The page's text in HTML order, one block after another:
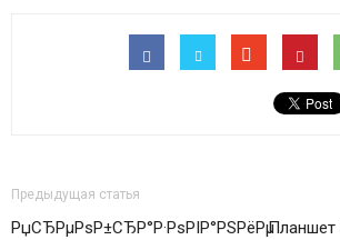
Предыдущая статья
РџСЂРµРѕР±СЂР°Р·РѕРІР°РЅРёРµПланшет